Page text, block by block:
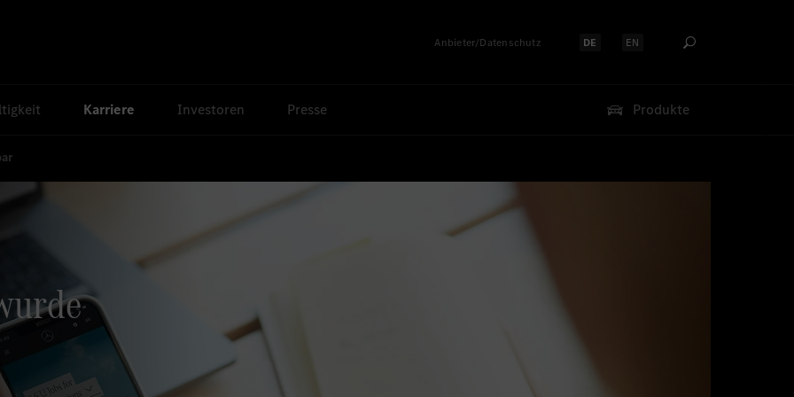
Anbieter/Datenschutz Sprache auswählen:
DE Sprache auswählen:
EN
Karriere Investoren Presse Produkte